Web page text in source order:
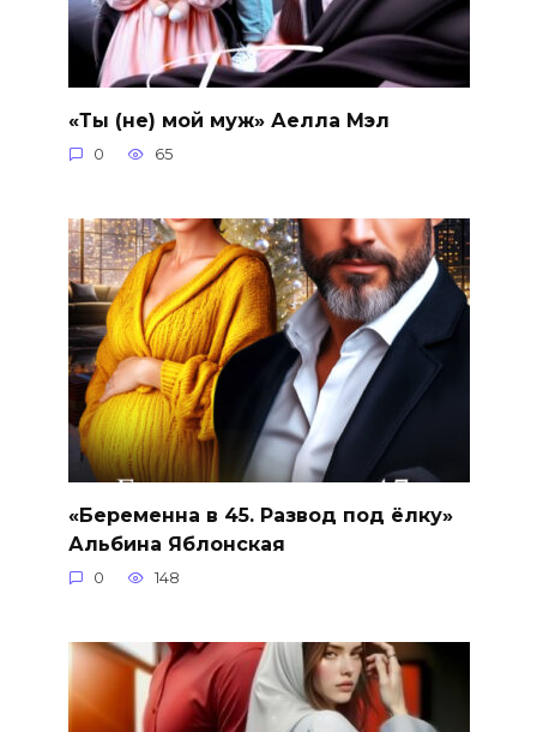
«Ты (не) мой муж» Аелла Мэл
0 65
«Беременна в 45. Развод под ёлку»
Альбина Яблонская
0 148